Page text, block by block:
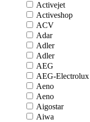
Activejet
Activeshop
ACV
Adar
Adler
Adler
AEG
AEG-Electrolux
Aeno
Aeno
Aigostar
Aiwa